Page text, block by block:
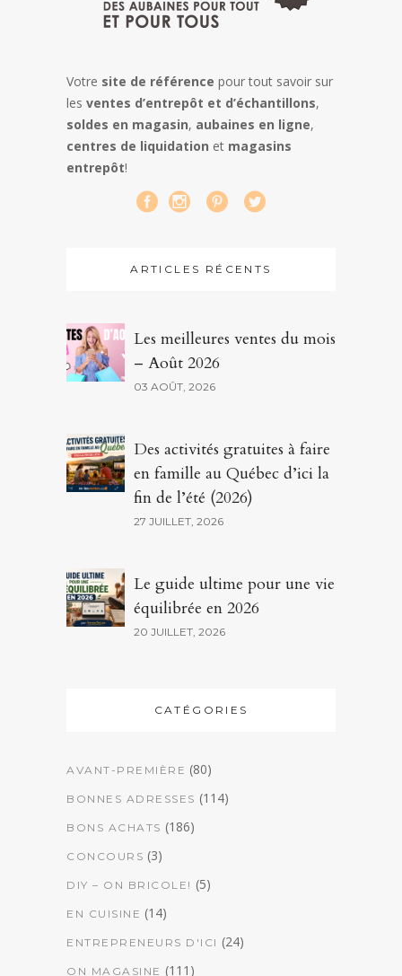
Votre site de référence pour tout savoir sur
les ventes d’entrepôt et d’échantillons,
soldes en magasin, aubaines en ligne,
centres de liquidation et magasins
entrepôt!
ARTICLES RÉCENTS
Les meilleures ventes du mois
– Août 2026
03 AOÛT, 2026
Des activités gratuites à faire
en famille au Québec d’ici la
fin de l’été (2026)
27 JUILLET, 2026
Le guide ultime pour une vie
équilibrée en 2026
20 JUILLET, 2026
CATÉGORIES
AVANT-PREMIÈRE (80)
BONNES ADRESSES (114)
BONS ACHATS (186)
CONCOURS (3)
DIY – ON BRICOLE! (5)
EN CUISINE (14)
ENTREPRENEURS D'ICI (24)
ON MAGASINE (111)